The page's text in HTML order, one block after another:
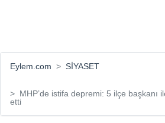
Eylem.com SİYASET
MHP’de istifa depremi: 5 ilçe başkanı
etti